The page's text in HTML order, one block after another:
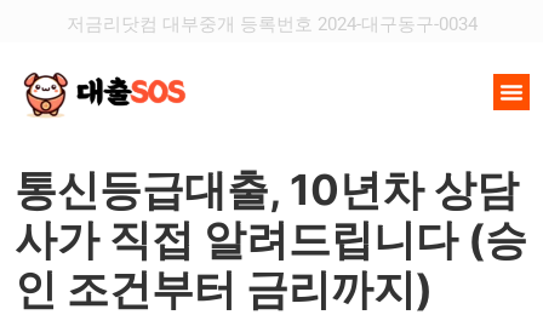
저금리닷컴 대부중개 등록번호 2024-대구동구-0034
통신등급대출, 10년차 상담
사가 직접 알려드립니다 (승
인 조건부터 금리까지)